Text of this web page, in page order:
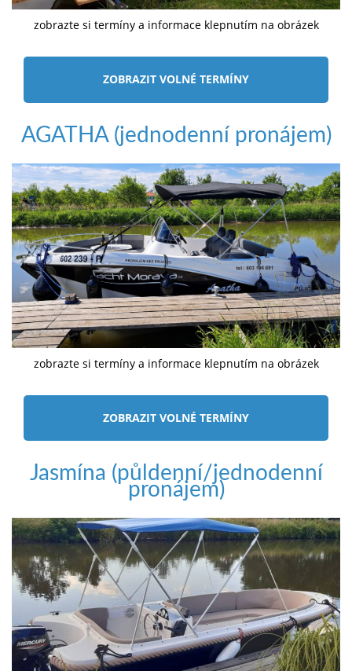
zobrazte si termíny a informace klepnutím na obrázek
ZOBRAZIT VOLNÉ TERMÍNY
AGATHA (jednodenní pronájem)
zobrazte si termíny a informace klepnutím na obrázek
ZOBRAZIT VOLNÉ TERMÍNY
Jasmína (půldenní/jednodenní
pronájem)